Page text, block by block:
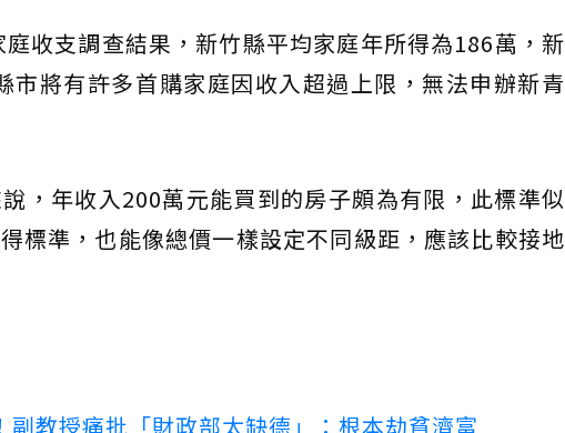
收支調查結果，新竹縣平均家庭年所得為186萬，新
將有許多首購家庭因收入超過上限，無法申辦新青
，年收入200萬元能買到的房子頗為有限，此標準似
標準，也能像總價一樣設定不同級距，應該比較接地
教授痛批「財政部太缺德」：根本劫貧濟富